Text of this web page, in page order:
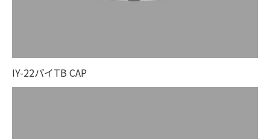
IY-22パイTB CAP